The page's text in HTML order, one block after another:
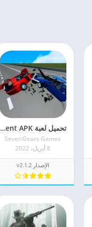
تحميل لعبة Car Crash Simulator: Accident APK للأندرويد اخر اصدار
SevenGears Games
8 أبريل، 2022
الإصدار v2.1.2